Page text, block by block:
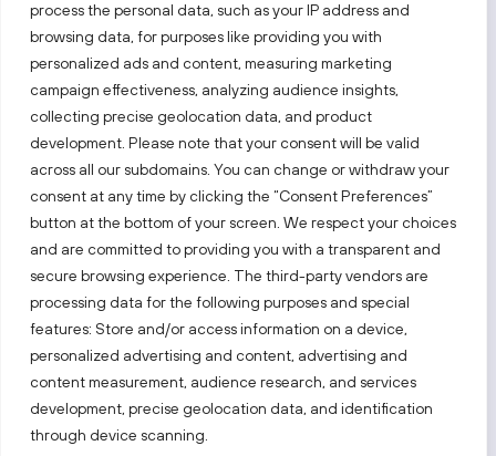
process the personal data, such as your IP address and
browsing data, for purposes like providing you with
personalized ads and content, measuring marketing
campaign effectiveness, analyzing audience insights,
collecting precise geolocation data, and product
development. Please note that your consent will be valid
across all our subdomains. You can change or withdraw your
consent at any time by clicking the “Consent Preferences”
button at the bottom of your screen. We respect your choices
and are committed to providing you with a transparent and
secure browsing experience. The third-party vendors are
processing data for the following purposes and special
features: Store and/or access information on a device,
personalized advertising and content, advertising and
content measurement, audience research, and services
development, precise geolocation data, and identification
through device scanning.
Sekite mus
Sužinokite naujienas pirmieji.
PRIVATUMO PRANEŠIMAS
PRIEINAMUMO PARAIŠKA
Taip pat apsilankykite:
Pasirinkite tinklalapį